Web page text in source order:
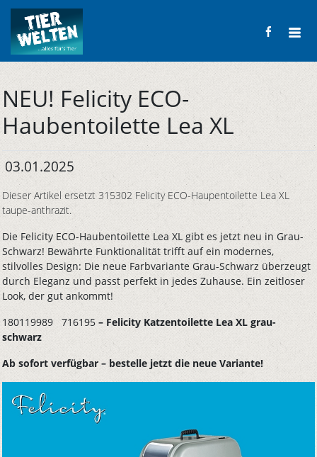
NEU! Felicity ECO-
Haubentoilette Lea XL
03.01.2025
Dieser Artikel ersetzt 315302 Felicity ECO-Haupentoilette Lea XL
taupe-anthrazit.
Die Felicity ECO-Haubentoilette Lea XL gibt es jetzt neu in Grau-
Schwarz! Bewährte Funktionalität trifft auf ein modernes,
stilvolles Design: Die neue Farbvariante Grau-Schwarz überzeugt
durch Eleganz und passt perfekt in jedes Zuhause. Ein zeitloser
Look, der gut ankommt!
180119989 716195 – Felicity Katzentoilette Lea XL grau-
schwarz
Ab sofort verfügbar – bestelle jetzt die neue Variante!